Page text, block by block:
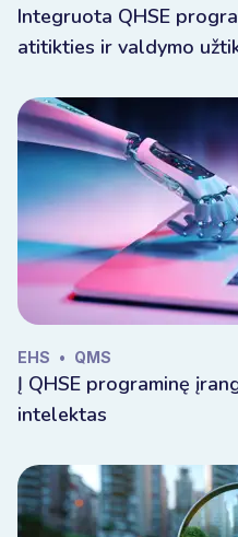
EHS/QMS/QHSE
Integruota QHSE
atitikties ir valdymo
EHS • QMS
Į QHSE programinę
intelektas